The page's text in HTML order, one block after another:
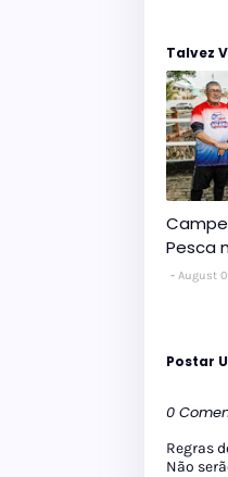
Talvez
Pesca
August
Postar
0
Regras
Não